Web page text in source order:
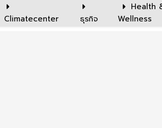
Climatecenter ธุรกิจ
Health
Wellness